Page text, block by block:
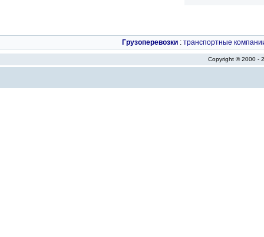
Грузоперевозки : транспортные
Copyright © 2000 -